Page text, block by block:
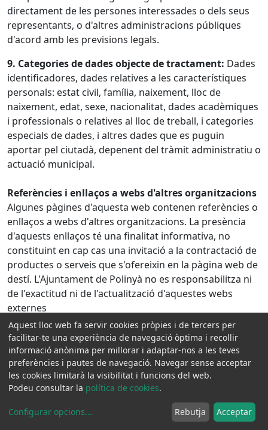
directament de les persones interessades o dels seus
representants, o d'altres administracions públiques
d'acord amb les previsions legals.
9. Categories de dades objecte de tractament: Dades
identificadores, dades relatives a les característiques
personals: estat civil, família, naixement, lloc de
naixement, edat, sexe, nacionalitat, dades acadèmiques
i professionals o relatives al lloc de treball, i categories
especials de dades, i altres dades que es puguin
aportar pel ciutadà, depenent del tràmit administratiu o
actuació municipal.
Referències i enllaços a webs d'altres organitzacions
Algunes pàgines d'aquesta web contenen referències o
enllaços a webs d'altres organitzacions. La presència
d'aquests enllaços té una finalitat informativa, no
constituint en cap cas una invitació a la contractació de
productes o serveis que s'ofereixin en la pàgina web de
destí. L'Ajuntament de Polinyà no es responsabilitza ni
de l'exactitud ni de l'actualització d'aquestes webs
externes
Advertiment sobre la utilització de galetes (cookies)
Una galeta és un petit arxiu de dades que alguns llocs
web escriuen en la seva unitat de disc quan es visita. Un
arxiu galeta pot contenir informació com la identificació
d'usuari i el lloc web ho utilitza per a rastrejar les
pàgines que vostè a visitat. L'única informació personal
que una cookie pot contenir, és la informació que vostè
Aquest lloc web fa servir cookies pròpies i de tercers per
facilitar-te una experiència de navegació òptima i recollir
informació anònima per millorar i adaptar-nos a les teves
preferències i pautes de navegació. Navegar sense acceptar
les cookies limitarà la visibilitat i funcions del web.
Podeu consultar la política de cookies.
Configurar opcions... Rebutja Acceptar